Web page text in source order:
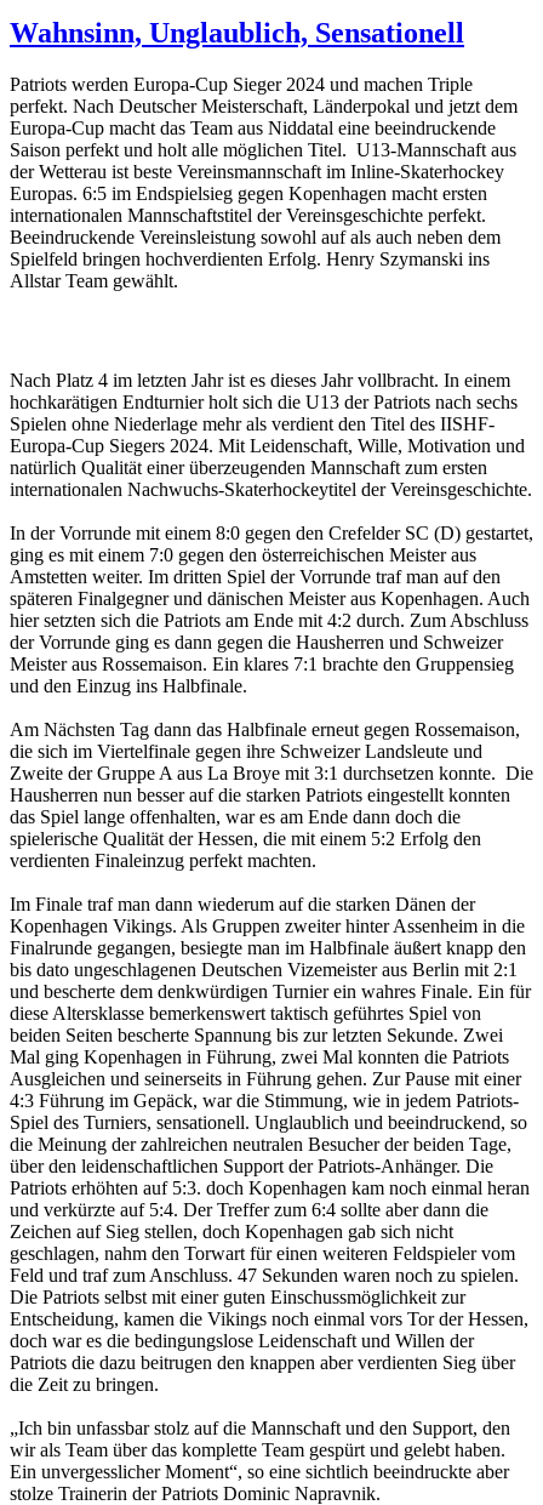
Wahnsinn, Unglaublich, Sensationell
Patriots werden Europa-Cup Sieger 2024 und machen Triple
perfekt. Nach Deutscher Meisterschaft, Länderpokal und jetzt dem
Europa-Cup macht das Team aus Niddatal eine beeindruckende
Saison perfekt und holt alle möglichen Titel. U13-Mannschaft aus
der Wetterau ist beste Vereinsmannschaft im Inline-Skaterhockey
Europas. 6:5 im Endspielsieg gegen Kopenhagen macht ersten
internationalen Mannschaftstitel der Vereinsgeschichte perfekt.
Beeindruckende Vereinsleistung sowohl auf als auch neben dem
Spielfeld bringen hochverdienten Erfolg. Henry Szymanski ins
Allstar Team gewählt.
Nach Platz 4 im letzten Jahr ist es dieses Jahr vollbracht. In einem
hochkarätigen Endturnier holt sich die U13 der Patriots nach sechs
Spielen ohne Niederlage mehr als verdient den Titel des IISHF-
Europa-Cup Siegers 2024. Mit Leidenschaft, Wille, Motivation und
natürlich Qualität einer überzeugenden Mannschaft zum ersten
internationalen Nachwuchs-Skaterhockeytitel der Vereinsgeschichte.
In der Vorrunde mit einem 8:0 gegen den Crefelder SC (D) gestartet,
ging es mit einem 7:0 gegen den österreichischen Meister aus
Amstetten weiter. Im dritten Spiel der Vorrunde traf man auf den
späteren Finalgegner und dänischen Meister aus Kopenhagen. Auch
hier setzten sich die Patriots am Ende mit 4:2 durch. Zum Abschluss
der Vorrunde ging es dann gegen die Hausherren und Schweizer
Meister aus Rossemaison. Ein klares 7:1 brachte den Gruppensieg
und den Einzug ins Halbfinale.
Am Nächsten Tag dann das Halbfinale erneut gegen Rossemaison,
die sich im Viertelfinale gegen ihre Schweizer Landsleute und
Zweite der Gruppe A aus La Broye mit 3:1 durchsetzen konnte. Die
Hausherren nun besser auf die starken Patriots eingestellt konnten
das Spiel lange offenhalten, war es am Ende dann doch die
spielerische Qualität der Hessen, die mit einem 5:2 Erfolg den
verdienten Finaleinzug perfekt machten.
Im Finale traf man dann wiederum auf die starken Dänen der
Kopenhagen Vikings. Als Gruppen zweiter hinter Assenheim in die
Finalrunde gegangen, besiegte man im Halbfinale äußert knapp den
bis dato ungeschlagenen Deutschen Vizemeister aus Berlin mit 2:1
und bescherte dem denkwürdigen Turnier ein wahres Finale. Ein für
diese Altersklasse bemerkenswert taktisch geführtes Spiel von
beiden Seiten bescherte Spannung bis zur letzten Sekunde. Zwei
Mal ging Kopenhagen in Führung, zwei Mal konnten die Patriots
Ausgleichen und seinerseits in Führung gehen. Zur Pause mit einer
4:3 Führung im Gepäck, war die Stimmung, wie in jedem Patriots-
Spiel des Turniers, sensationell. Unglaublich und beeindruckend, so
die Meinung der zahlreichen neutralen Besucher der beiden Tage,
über den leidenschaftlichen Support der Patriots-Anhänger. Die
Patriots erhöhten auf 5:3. doch Kopenhagen kam noch einmal heran
und verkürzte auf 5:4. Der Treffer zum 6:4 sollte aber dann die
Zeichen auf Sieg stellen, doch Kopenhagen gab sich nicht
geschlagen, nahm den Torwart für einen weiteren Feldspieler vom
Feld und traf zum Anschluss. 47 Sekunden waren noch zu spielen.
Die Patriots selbst mit einer guten Einschussmöglichkeit zur
Entscheidung, kamen die Vikings noch einmal vors Tor der Hessen,
doch war es die bedingungslose Leidenschaft und Willen der
Patriots die dazu beitrugen den knappen aber verdienten Sieg über
die Zeit zu bringen.
„Ich bin unfassbar stolz auf die Mannschaft und den Support, den
wir als Team über das komplette Team gespürt und gelebt haben.
Ein unvergesslicher Moment“, so eine sichtlich beeindruckte aber
stolze Trainerin der Patriots Dominic Napravnik.